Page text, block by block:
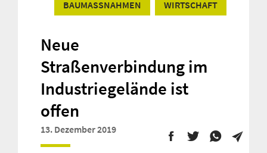
BAUMASSNAHMEN WIRTSCHAFT
Neue
Straßenverbindung im
Industriegelände ist
offen
13. Dezember 2019